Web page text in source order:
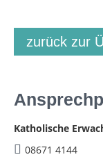
zurück zur
Katholische
08671 4144